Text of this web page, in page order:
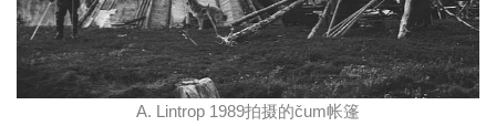
A. Lintrop 1989拍摄的čum帐篷